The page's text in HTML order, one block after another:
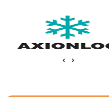
‹ ›